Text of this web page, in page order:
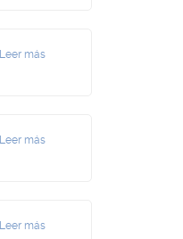
Leer más
Leer más
Leer más